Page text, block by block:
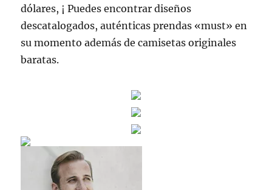
dólares, ¡ Puedes encontrar diseños
descatalogados, auténticas prendas «must» en
su momento además de camisetas originales
baratas.